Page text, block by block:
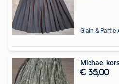
Glain & Partie
Michael
€ 35,00